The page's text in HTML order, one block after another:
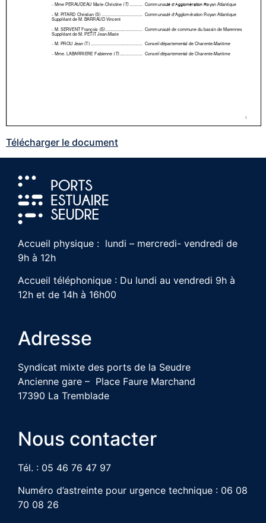
Télécharger le document
Accueil physique : lundi – mercredi- vendredi de
9h à 12h
Accueil téléphonique : Du lundi au vendredi 9h à
12h et de 14h à 16h00
Adresse
Syndicat mixte des ports de la Seudre
Ancienne gare – Place Faure Marchand
17390 La Tremblade
Nous contacter
Tél. : 05 46 76 47 97
Numéro d’astreinte pour urgence technique : 06 08
70 08 26